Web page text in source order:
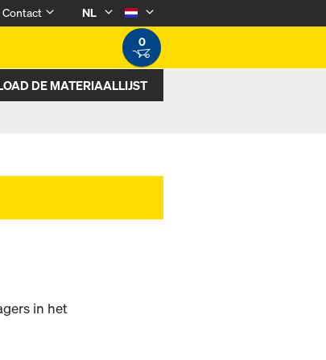
Contact
NL
0
DE MATERIAALLIJST
in het